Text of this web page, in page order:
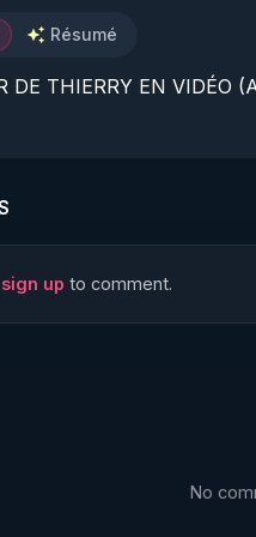
Résumé
DE THIERRY EN VIDÉO
RÉGÉNÈRE
sign up to comment.
No